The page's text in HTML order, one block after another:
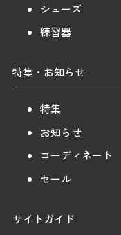
シューズ
練習器
特集・お知らせ
特集
お知らせ
コーディネート
セール
サイトガイド